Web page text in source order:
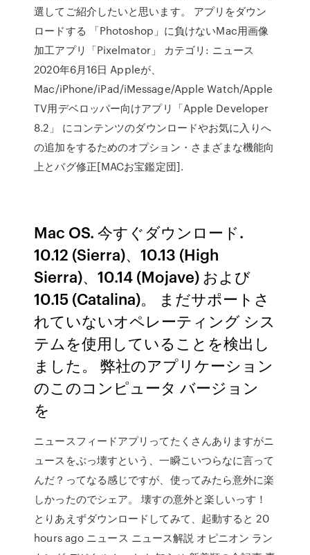
選してご紹介したいと思います。 アプリをダウン
ロードする 「Photoshop」に負けないMac用画像
加工アプリ「Pixelmator」 カテゴリ: ニュース
2020年6月16日 Appleが、
Mac/iPhone/iPad/iMessage/Apple Watch/Apple
TV用デベロッパー向けアプリ「Apple Developer
8.2」 にコンテンツのダウンロードやお気に入りへ
の追加をするためのオプション・さまざまな機能向
上とバグ修正[MACお宝鑑定団].
Mac OS. 今すぐダウンロード.
10.12 (Sierra)、10.13 (High
Sierra)、10.14 (Mojave) および
10.15 (Catalina)。 まだサポートさ
れていないオペレーティング シス
テムを使用していることを検出し
ました。 弊社のアプリケーション
のこのコンピュータ バージョン
を
ニュースフィードアプリってたくさんありますがニ
ュースをぶっ壊すという、一瞬こいつらなに言って
んだ？ってなる感じですが、使ってみたら意外に楽
しかったのでシェア。 壊すの意外と楽しいっす！
とりあえずダウンロードしてみて、起動すると 20
hours ago ニュース ニュース解説 オピニオン ラン